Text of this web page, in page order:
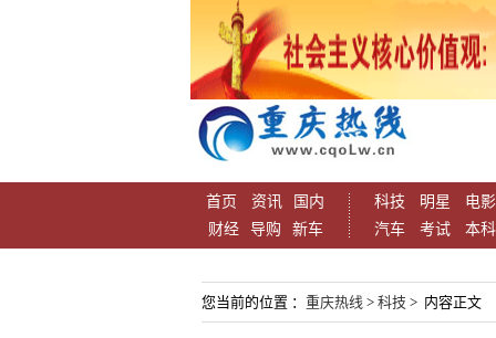
首页 资讯
国内
财经
导购 新车
科技 明星
电影
汽车
考试 本科
您当前的位置 ： 重庆热线 > 科技 > 内容正文